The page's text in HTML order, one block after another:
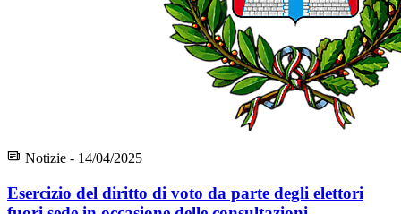
Notizie - 14/04/2025
Esercizio del diritto di voto da parte degli elettori